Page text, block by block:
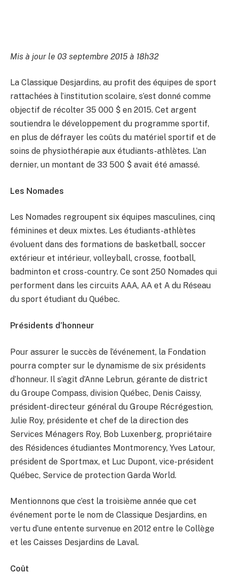
Mis à jour le 03 septembre 2015 à 18h32
La Classique Desjardins, au profit des équipes de sport
rattachées à l’institution scolaire, s’est donné comme
objectif de récolter 35 000 $ en 2015. Cet argent
soutiendra le développement du programme sportif,
en plus de défrayer les coûts du matériel sportif et de
soins de physiothérapie aux étudiants-athlètes. L’an
dernier, un montant de 33 500 $ avait été amassé.
Les Nomades
Les Nomades regroupent six équipes masculines, cinq
féminines et deux mixtes. Les étudiants-athlètes
évoluent dans des formations de basketball, soccer
extérieur et intérieur, volleyball, crosse, football,
badminton et cross-country. Ce sont 250 Nomades qui
performent dans les circuits AAA, AA et A du Réseau
du sport étudiant du Québec.
Présidents d’honneur
Pour assurer le succès de l’événement, la Fondation
pourra compter sur le dynamisme de six présidents
d’honneur. Il s’agit d’Anne Lebrun, gérante de district
du Groupe Compass, division Québec, Denis Caissy,
président-directeur général du Groupe Récrégestion,
Julie Roy, présidente et chef de la direction des
Services Ménagers Roy, Bob Luxenberg, propriétaire
des Résidences étudiantes Montmorency, Yves Latour,
président de Sportmax, et Luc Dupont, vice-président
Québec, Service de protection Garda World.
Mentionnons que c’est la troisième année que cet
événement porte le nom de Classique Desjardins, en
vertu d’une entente survenue en 2012 entre le Collège
et les Caisses Desjardins de Laval.
Coût